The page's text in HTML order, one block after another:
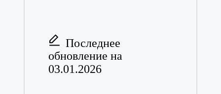
Последнее
обновление на
03.01.2026